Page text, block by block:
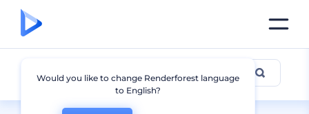
Marketing
Would you like to change Renderforest language
to English?